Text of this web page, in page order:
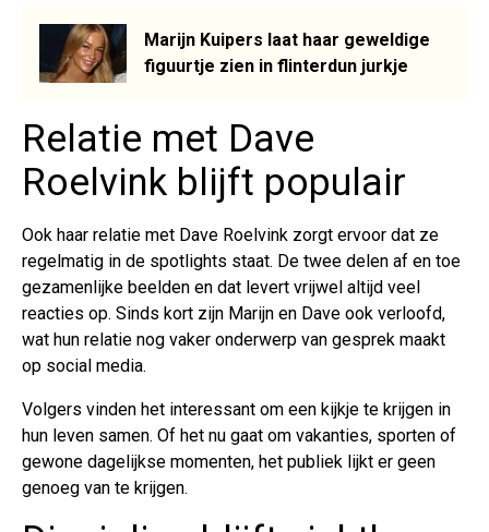
Marijn Kuipers laat haar geweldige
figuurtje zien in flinterdun jurkje
Relatie met Dave
Roelvink blijft populair
Ook haar relatie met Dave Roelvink zorgt ervoor dat ze
regelmatig in de spotlights staat. De twee delen af en toe
gezamenlijke beelden en dat levert vrijwel altijd veel
reacties op. Sinds kort zijn Marijn en Dave ook verloofd,
wat hun relatie nog vaker onderwerp van gesprek maakt
op social media.
Volgers vinden het interessant om een kijkje te krijgen in
hun leven samen. Of het nu gaat om vakanties, sporten of
gewone dagelijkse momenten, het publiek lijkt er geen
genoeg van te krijgen.